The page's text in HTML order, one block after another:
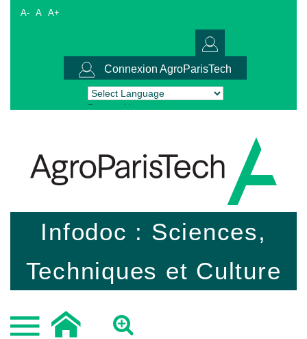
A- A A+
Connexion AgroParisTech
Powered by Translate
Infodoc : Sciences,
Techniques et Culture